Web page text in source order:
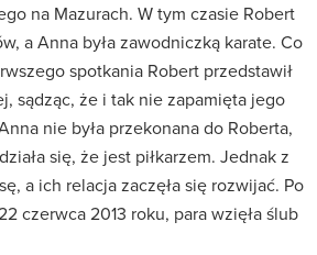
na Mazurach. W tym czasie Robert
a Anna była zawodniczką karate. Co
spotkania Robert przedstawił
sądząc, że i tak nie zapamięta jego
nie była przekonana do Roberta,
się, że jest piłkarzem. Jednak z
a ich relacja zaczęła się rozwijać. Po
czerwca 2013 roku, para wzięła ślub